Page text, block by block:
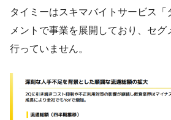
タイミーはスキマバイトサービス
メントで事業を展開しており、セ
行っていません。